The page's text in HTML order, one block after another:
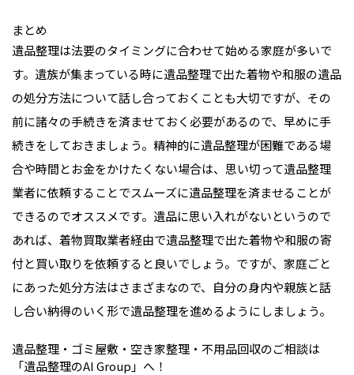
まとめ
遺品整理は法要のタイミングに合わせて始める家庭が多いで
す。遺族が集まっている時に遺品整理で出た着物や和服の遺品
の処分方法について話し合っておくことも大切ですが、その
前に諸々の手続きを済ませておく必要があるので、早めに手
続きをしておきましょう。精神的に遺品整理が困難である場
合や時間とお金をかけたくない場合は、思い切って遺品整理
業者に依頼することでスムーズに遺品整理を済ませることが
できるのでオススメです。遺品に思い入れがないというので
あれば、着物買取業者経由で遺品整理で出た着物や和服の寄
付と買い取りを依頼すると良いでしょう。ですが、家庭ごと
にあった処分方法はさまざまなので、自分の身内や親族と話
し合い納得のいく形で遺品整理を進めるようにしましょう。
遺品整理・ゴミ屋敷・空き家整理・不用品回収のご相談は
「遺品整理のAI Group」へ！